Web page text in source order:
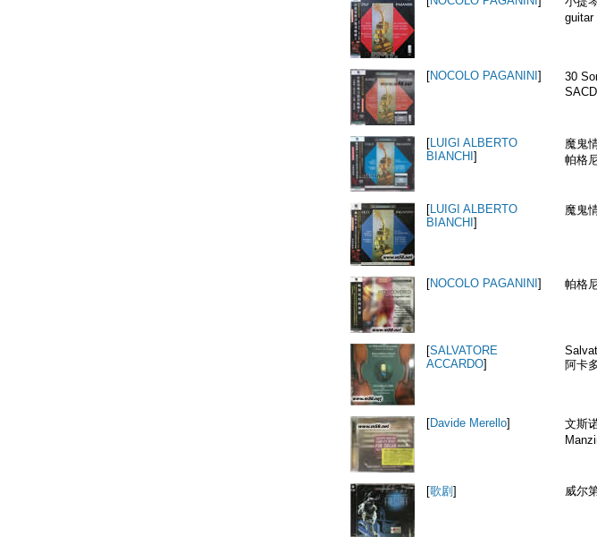
guitar
[NOCOLO PAGANINI ]
30
SACD
[LUIGI ALBERTO
BIANCHI ]
魔鬼
帕格
[LUIGI ALBERTO
BIANCHI ]
魔鬼
[NOCOLO PAGANINI ] 帕格
[SALVATORE
ACCARDO]
阿卡
[Davide Merello]
文斯
[歌剧 ] 威尔